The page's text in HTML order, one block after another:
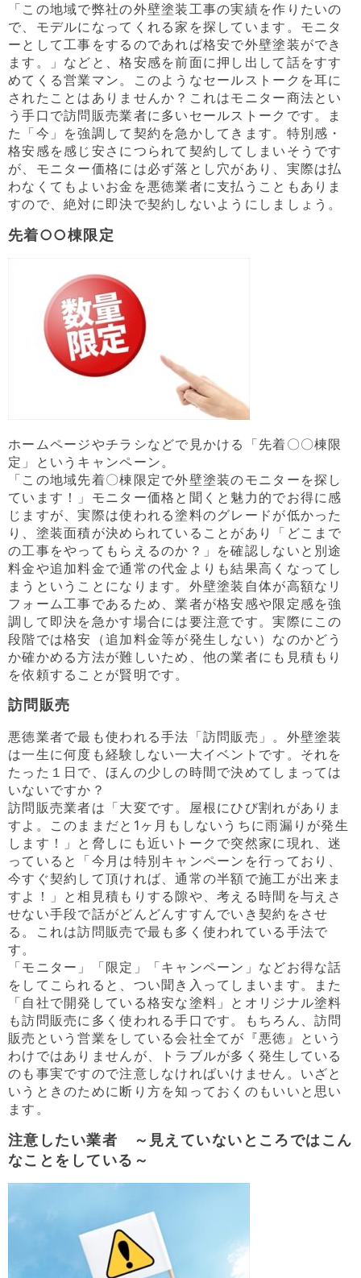
「この地域で弊社の外壁塗装工事の実績を作りたいの
で、モデルになってくれる家を探しています。モニタ
ーとして工事をするのであれば格安で外壁塗装ができ
ます。」などと、格安感を前面に押し出して話をすす
めてくる営業マン。このようなセールストークを耳に
されたことはありませんか？これはモニター商法とい
う手口で訪問販売業者に多いセールストークです。ま
た「今」を強調して契約を急かしてきます。特別感・
格安感を感じ安さにつられて契約してしまいそうです
が、モニター価格には必ず落とし穴があり、実際は払
わなくてもよいお金を悪徳業者に支払うこともありま
すので、絶対に即決で契約しないようにしましょう。
先着○○棟限定
ホームページやチラシなどで見かける「先着〇〇棟限
定」というキャンペーン。
「この地域先着〇棟限定で外壁塗装のモニターを探し
ています！」モニター価格と聞くと魅力的でお得に感
じますが、実際は使われる塗料のグレードが低かった
り、塗装面積が決められていることがあり「どこまで
の工事をやってもらえるのか？」を確認しないと別途
料金や追加料金で通常の代金よりも結果高くなってし
まうということになります。外壁塗装自体が高額なリ
フォーム工事であるため、業者が格安感や限定感を強
調して即決を急かす場合には要注意です。実際にこの
段階では格安（追加料金等が発生しない）なのかどう
か確かめる方法が難しいため、他の業者にも見積もり
を依頼することが賢明です。
訪問販売
悪徳業者で最も使われる手法「訪問販売」。外壁塗装
は一生に何度も経験しない一大イベントです。それを
たった１日で、ほんの少しの時間で決めてしまっては
いないですか？
訪問販売業者は「大変です。屋根にひび割れがありま
すよ。このままだと1ヶ月もしないうちに雨漏りが発生
します！」と脅しにも近いトークで突然家に現れ、迷
っていると「今月は特別キャンペーンを行っており、
今すぐ契約して頂ければ、通常の半額で施工が出来ま
すよ！」と相見積もりする隙や、考える時間を与えさ
せない手段で話がどんどんすすんでいき契約をさせ
る。これは訪問販売で最も多く使われている手法で
す。
「モニター」「限定」「キャンペーン」などお得な話
をしてこられると、つい聞き入ってしまいます。また
「自社で開発している格安な塗料」とオリジナル塗料
も訪問販売に多く使われる手口です。もちろん、訪問
販売という営業をしている会社全てが『悪徳』という
わけではありませんが、トラブルが多く発生している
のも事実ですので注意しなければいけません。いざと
いうときのために断り方を知っておくのもいいと思い
ます。
注意したい業者 ～見えていないところではこん
なことをしている～